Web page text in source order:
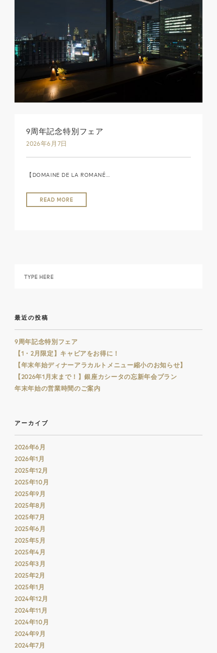
9周年記念特別フェア
2026年6月7日
【DOMAINE DE LA ROMANÉ…
READ MORE
最近の投稿
9周年記念特別フェア
【1・2月限定】キャビアをお得に！
【年末年始ディナーアラカルトメニュー縮小のお知らせ】
【2026年1月末まで！】銀座カシータの忘新年会プラン
年末年始の営業時間のご案内
アーカイブ
2026年6月
2026年1月
2025年12月
2025年10月
2025年9月
2025年8月
2025年7月
2025年6月
2025年5月
2025年4月
2025年3月
2025年2月
2025年1月
2024年12月
2024年11月
2024年10月
2024年9月
2024年7月